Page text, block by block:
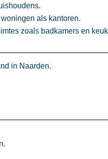
als kantoren.​
zoals badkamers en
in Naarden.​